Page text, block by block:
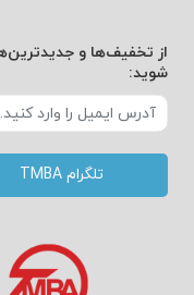
از تخفیف‌ها و
شوید:
تلگرام TMBA